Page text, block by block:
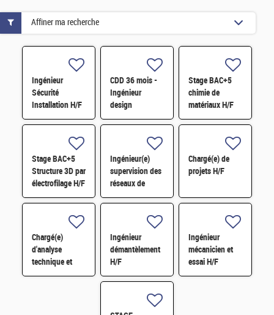
Ingénieur
Sécurité
Installation H/F
CDD 36 mois -
Ingénieur
design
photonique
Stage BAC+5
chimie de
matériaux H/F
Stage BAC+5
Structure 3D par
électrofilage H/F
Ingénieur(e)
supervision des
réseaux de
surveillance H/F
Chargé(e) de
projets H/F
Chargé(e)
d'analyse
technique et
financière des
Ingénieur
démantèlement
H/F
Ingénieur
mécanicien et
essai H/F
Affiner ma recherche